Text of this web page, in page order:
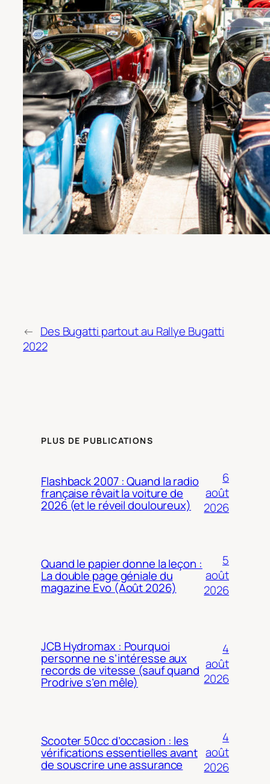
← Des Bugatti partout au Rallye Bugatti
2022
PLUS DE PUBLICATIONS
Flashback 2007 : Quand la radio
française rêvait la voiture de
2026 (et le réveil douloureux)
6
août
2026
Quand le papier donne la leçon :
La double page géniale du
magazine Evo (Août 2026)
5
août
2026
JCB Hydromax : Pourquoi
personne ne s’intéresse aux
records de vitesse (sauf quand
Prodrive s’en mêle)
4
août
2026
Scooter 50cc d’occasion : les
vérifications essentielles avant
de souscrire une assurance
4
août
2026